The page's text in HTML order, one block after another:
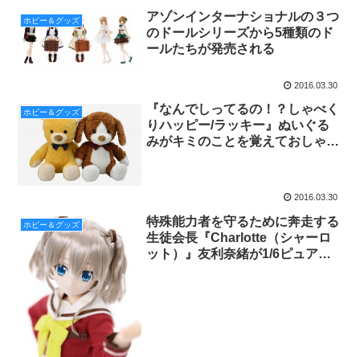
ホビー＆グッズ
アゾンインターナショナルの３つ
のドールシリーズから5種類のド
ールたちが発売される
2016.03.30
ホビー＆グッズ
『なんでしってるの！？しゃべく
りハッピー/ラッキー』ぬいぐる
みがキミのことを覚えておしゃべ
2016.03.30
ホビー＆グッズ
特殊能力者を守るために奔走する
生徒会長『Charlotte（シャーロ
ット）』友利奈緒が1/6ピュアニ